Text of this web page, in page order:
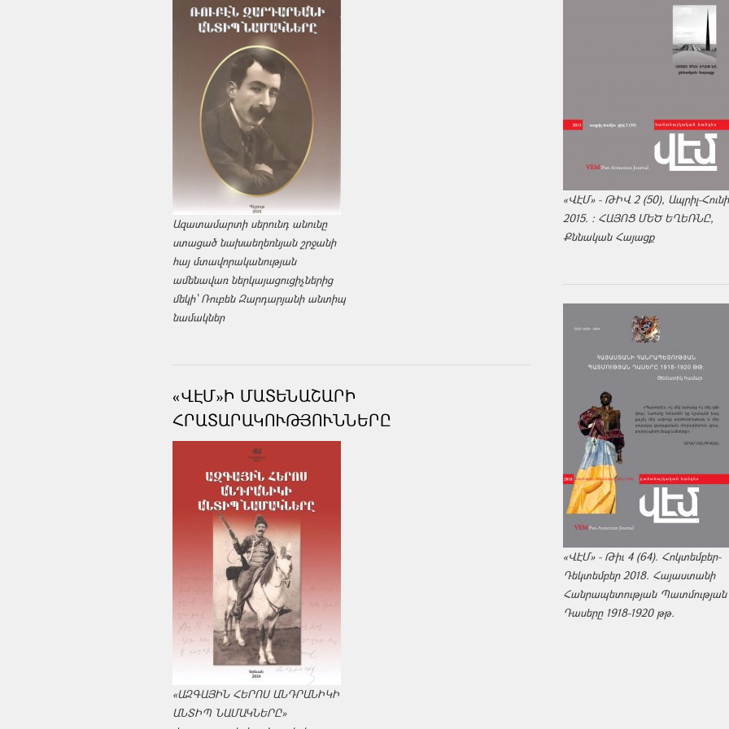
Ազատամարտի սերունդ անունը
ստացած նախաեղեռնյան շրջանի
հայ մտավորականության
ամենավառ ներկայացուցիչներից
մեկի՝ Ռուբեն Զարդարյանի անտիպ
նամակներ
«ՎԷՄ»Ի ՄԱՏԵՆԱՇԱՐԻ
ՀՐԱՏԱՐԱԿՈՒԹՅՈՒՆՆԵՐԸ
«ԱԶԳԱՅԻՆ ՀԵՐՈՍ ԱՆԴՐԱՆԻԿԻ
ԱՆՏԻՊ ՆԱՄԱԿՆԵՐԸ»
«ՎԷՄ» - ԹԻՎ 2 (50), Ապրիլ-
2015. : ՀԱՅՈՑ ՄԵԾ ԵՂԵՌՆԸ,
Քննական Հայացք
«ՎԷՄ» - Թիւ 4 (64). Հոկտեմբեր-
Դեկտեմբեր 2018. Հայաստանի
Հանրապետության Պատմության
Դասերը 1918-1920 թթ.